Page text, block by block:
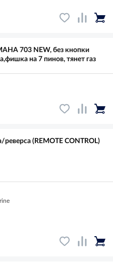
703 NEW, без кнопки
на 7 пинов, тянет газ
(REMOTE CONTROL)